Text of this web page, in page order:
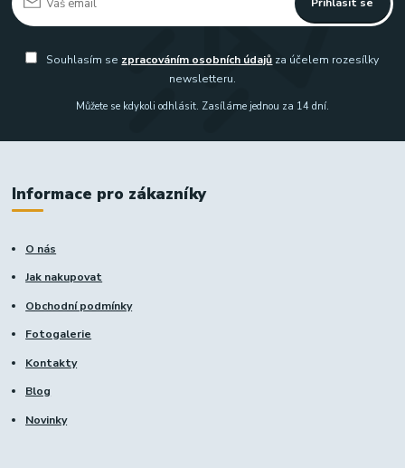
Souhlasím se zpracováním osobních údajů za účelem rozesílky
newsletteru.
Můžete se kdykoli odhlásit. Zasíláme jednou za 14 dní.
Informace pro zákazníky
O nás
Jak nakupovat
Obchodní podmínky
Fotogalerie
Kontakty
Blog
Novinky